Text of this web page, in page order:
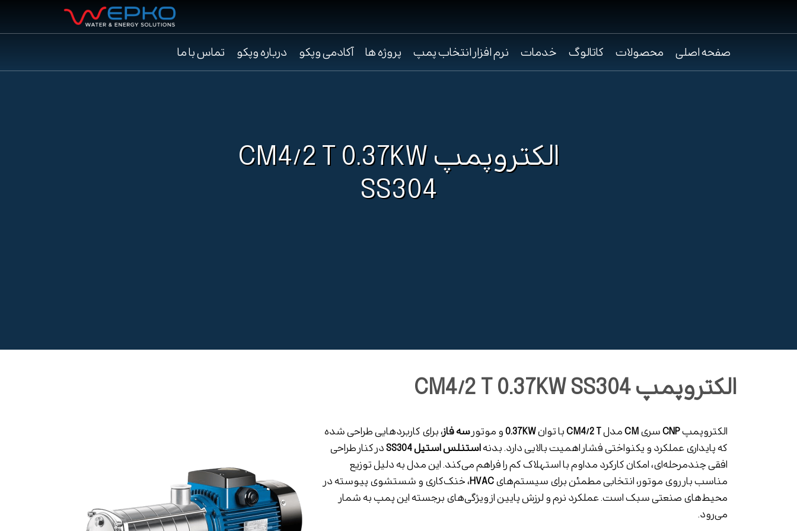
صفحه اصلی محصولات کاتالوگ خدمات نرم افزار انتخاب پمپ پروژه ها آکادمی وپکو درباره وپکو تماس با ما
الکتروپمپ CM4/2 T 0.37KW
SS304
الکتروپمپ CM4/2 T 0.37KW SS304
الکتروپمپCNPسریCMمدلCM4/2 Tبا توان0.37KWو موتورسه فاز، برای کاربردهایی طراحی شده
که پایداری عملکرد و یکنواختی فشار اهمیت بالایی دارد. بدنهاستنلس استیل SS304
در کنار طراحی
افقی چندمرحله‌ای، امکان کارکرد مداوم با استهلاک کم را فراهم می‌کند. این مدل به دلیل توزیع
مناسب بار روی موتور، انتخابی مطمئن برای سیستم‌هایHVAC، خنک‌کاری و شستشوی پیوسته در
محیط‌های صنعتی سبک است. عملکرد نرم و لرزش پایین از ویژگی‌های برجسته این پمپ به شمار
می‌رود.